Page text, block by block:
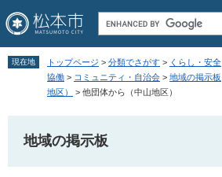
ペ
頭
メ
飛
現在地 トップページ > 分類でさがす > くらし・安全
協働 > コミュニティ・自治会 > 地域の掲示板
地区）
> 他団体から（中山地区）
地域の掲示板